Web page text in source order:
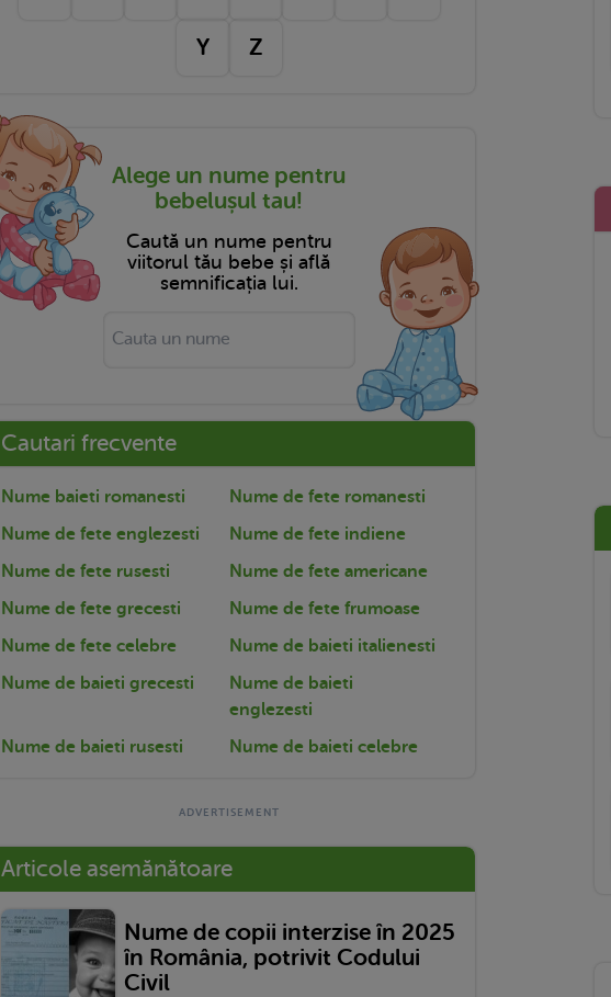
Y Z
Alege un nume pentru
bebelușul tau!
Caută un nume pentru
viitorul tău bebe și află
semnificația lui.
Cautari frecvente
Nume baieti romanesti
Nume de fete romanesti
Nume de fete englezesti
Nume de fete indiene
Nume de fete rusesti
Nume de fete americane
Nume de fete grecesti
Nume de fete frumoase
Nume de fete celebre
Nume de baieti italienesti
Nume de baieti grecesti
Nume de baieti
englezesti
Nume de baieti rusesti
Nume de baieti celebre
Articole asemănătoare
Nume de copii interzise în 2025
în România, potrivit Codului
Civil